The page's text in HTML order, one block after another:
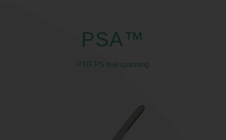
PSA™
PTG PS trekspanning